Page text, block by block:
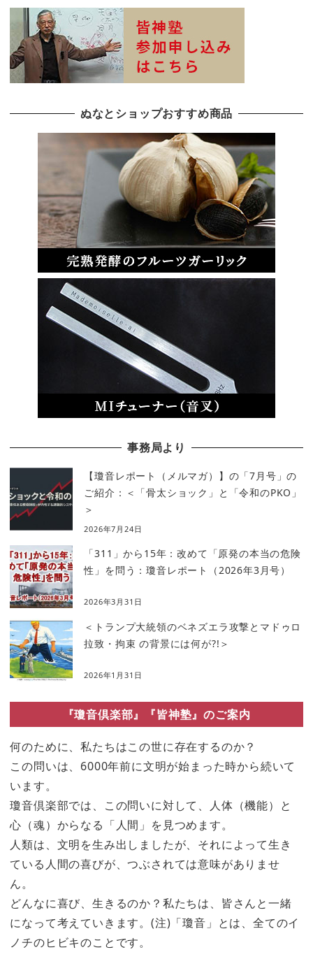
ぬなとショップおすすめ商品
事務局より
【瓊音レポート（メルマガ）】の「7月号」の
ご紹介：＜「骨太ショック」と「令和のPKO」
＞
2026年7月24日
「311」から15年：改めて「原発の本当の危険
性」を問う：瓊音レポート（2026年3月号）
2026年3月31日
＜トランプ大統領のベネズエラ攻撃とマドゥロ
拉致・拘束 の背景には何が?!＞
2026年1月31日
『瓊音倶楽部』『皆神塾』のご案内
何のために、私たちはこの世に存在するのか？
この問いは、6000年前に文明が始まった時から続いて
います。
瓊音倶楽部では、この問いに対して、人体（機能）と
心（魂）からなる「人間」を見つめます。
人類は、文明を生み出しましたが、それによって生き
ている人間の喜びが、つぶされては意味がありませ
ん。
どんなに喜び、生きるのか？私たちは、皆さんと一緒
になって考えていきます。(注)「瓊音」とは、全てのイ
ノチのヒビキのことです。